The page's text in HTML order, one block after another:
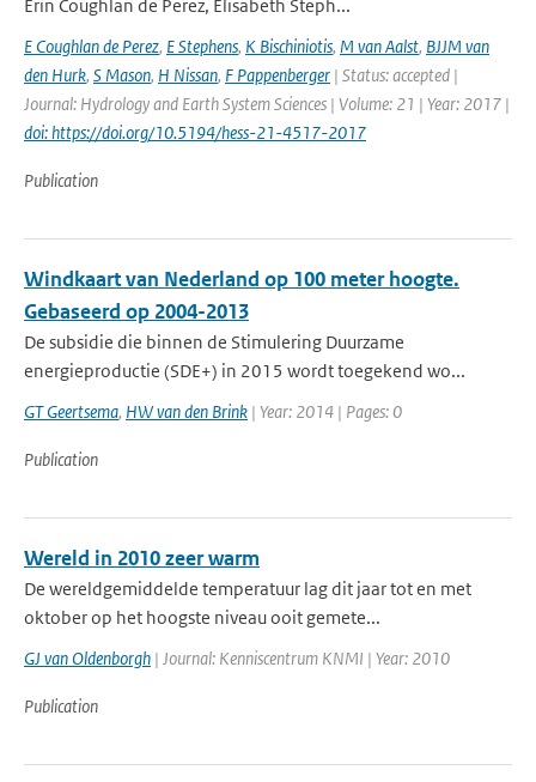
Erin Coughlan de Perez, Elisabeth Steph...
E Coughlan de Perez, E Stephens, K Bischiniotis, M van Aalst, BJJM van
den Hurk, S Mason, H Nissan, F Pappenberger | Status: accepted |
Journal: Hydrology and Earth System Sciences | Volume: 21 | Year: 2017 |
doi: https://doi.org/10.5194/hess-21-4517-2017
Publication
Windkaart van Nederland op 100 meter hoogte.
Gebaseerd op 2004-2013
De subsidie die binnen de Stimulering Duurzame
energieproductie (SDE+) in 2015 wordt toegekend wo...
GT Geertsema, HW van den Brink | Year: 2014 | Pages: 0
Publication
Wereld in 2010 zeer warm
De wereldgemiddelde temperatuur lag dit jaar tot en met
oktober op het hoogste niveau ooit gemete...
GJ van Oldenborgh | Journal: Kenniscentrum KNMI | Year: 2010
Publication